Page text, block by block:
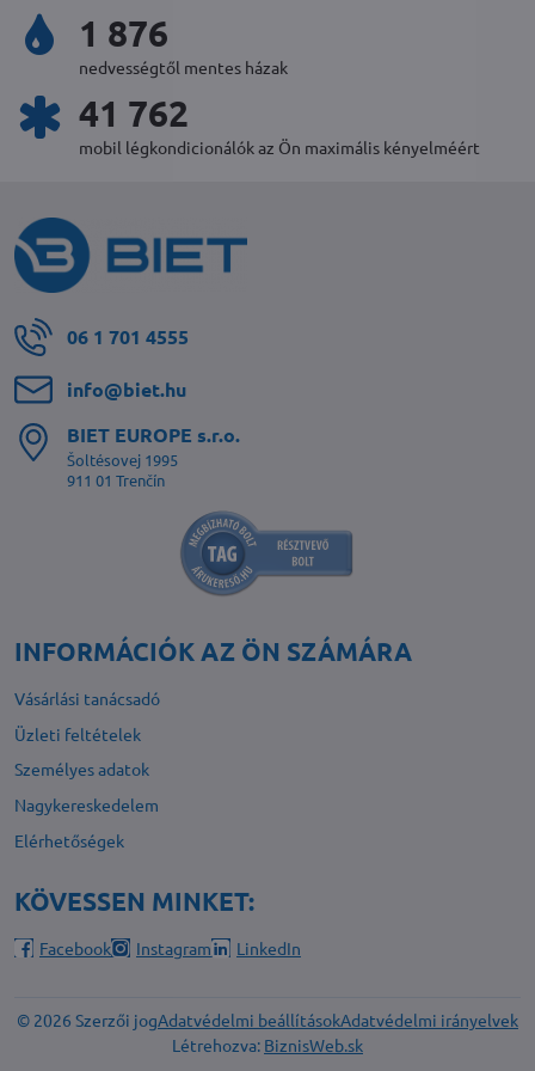
2 016
nedvességtől mentes házak
44 902
mobil légkondicionálók az Ön maximális kényelméért
06 1 701 4555
info​@biet​.hu
BIET EUROPE s​.r​.o​.
Šoltésovej 1995
911 01 Trenčín
INFORMÁCIÓK AZ ÖN SZÁMÁRA
Vásárlási tanácsadó
Üzleti feltételek
Személyes adatok
Nagykereskedelem
Elérhetőségek
KÖVESSEN MINKET:
Facebook Instagram LinkedIn
© 2026 Szerzői jogAdatvédelmi beállításokAdatvédelmi irányelvek
Létrehozva: BiznisWeb.sk